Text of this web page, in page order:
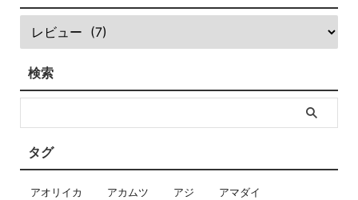
検索
タグ
アオリイカ アカムツ アジ アマダイ